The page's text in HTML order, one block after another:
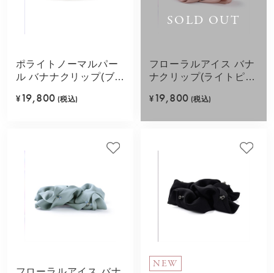
ポライトノーマルパー
ル バナナクリップ(ブラ
¥ 19,800 (税込)
SOLD OUT
フローラルアイス バナ
ナクリップ(ライトピン
¥ 19,800 (税込)
NEW